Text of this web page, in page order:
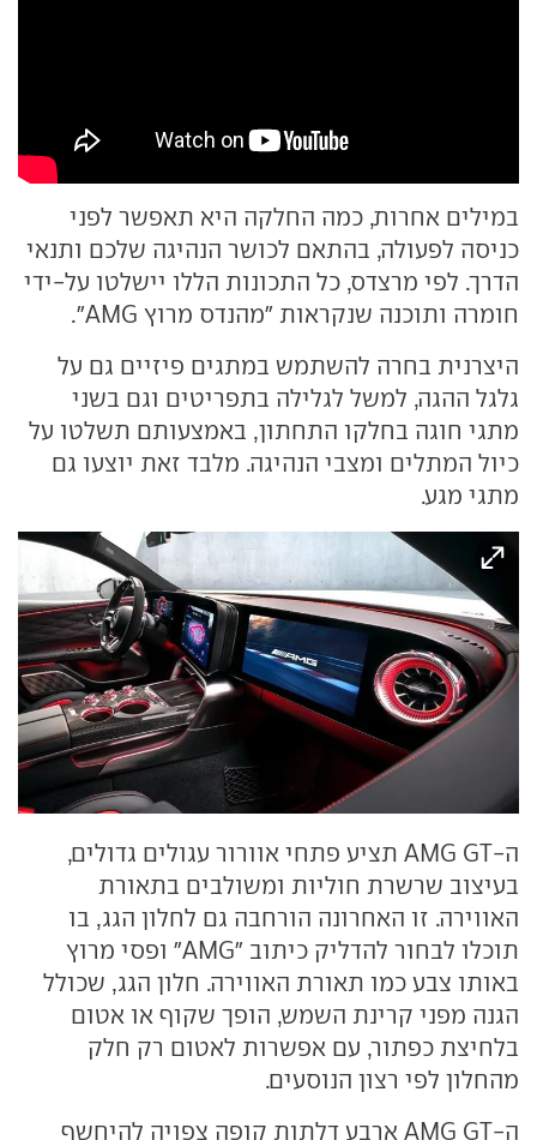
במילים אחרות, כמה החלקה היא תאפשר לפני
כניסה לפעולה, בהתאם לכושר הנהיגה שלכם ותנאי
הדרך. לפי מרצדס, כל התכונות הללו יישלטו על-ידי
חומרה ותוכנה שנקראות "מהנדס מרוץ AMG".
היצרנית בחרה להשתמש במתגים פיזיים גם על
גלגל ההגה, למשל לגלילה בתפריטים וגם בשני
מתגי חוגה בחלקו התחתון, באמצעותם תשלטו על
כיול המתלים ומצבי הנהיגה. מלבד זאת יוצעו גם
מתגי מגע.
ה-AMG GT תציע פתחי אוורור עגולים גדולים,
בעיצוב שרשרת חוליות ומשולבים בתאורת
האווירה. זו האחרונה הורחבה גם לחלון הגג, בו
תוכלו לבחור להדליק כיתוב "AMG" ופסי מרוץ
באותו צבע כמו תאורת האווירה. חלון הגג, שכולל
הגנה מפני קרינת השמש, הופך שקוף או אטום
בלחיצת כפתור, עם אפשרות לאטום רק חלק
מהחלון לפי רצון הנוסעים.
ה-AMG GT ארבע דלתות קופה צפויה להיחשף